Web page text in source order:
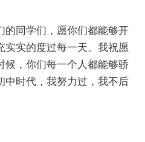
的同学们，愿你们都能够开
实实的度过每一天。我祝愿
候，你们每一个人都能够骄
中时代，我努力过，我不后